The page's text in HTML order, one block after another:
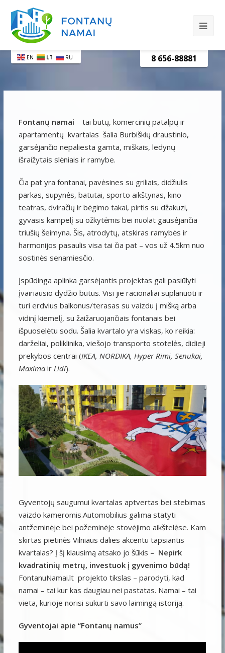
EN LT RU 8 656-88881
Fontanų namai – tai butų, komercinių patalpų ir
apartamentų kvartalas šalia Burbiškių draustinio,
garsėjančio nepaliesta gamta, miškais, ledynų
išraižytais slėniais ir ramybe.
Čia pat yra fontanai, pavėsines su griliais, didžiulis
parkas, supynės, batutai, sporto aikštynas, kino
teatras, dviračių ir bėgimo takai, pirtis su džakuzi,
gyvasis kampelį su ožkytėmis bei nuolat gausėjančia
triušių šeimyna. Šis, atrodytų, atskiras ramybės ir
harmonijos pasaulis visa tai čia pat – vos už 4.5km nuo
sostinės senamiesčio.
Įspūdinga aplinka garsėjantis projektas gali pasiūlyti
įvairiausio dydžio butus. Visi jie racionaliai suplanuoti ir
turi erdvius balkonus/terasas su vaizdu į mišką arba
vidinį kiemelį, su žaižaruojančiais fontanais bei
išpuoselėtu sodu. Šalia kvartalo yra viskas, ko reikia:
darželiai, poliklinika, viešojo transporto stotelės, didieji
prekybos centrai (IKEA, NORDIKA, Hyper Rimi, Senukai,
Maximair Lidl).
Gyventojų saugumui kvartalas aptvertas bei stebimas
vaizdo kameromis.Automobilius galima statyti
antžeminėje bei požeminėje stovėjimo aikštelėse. Kam
skirtas pietinės Vilniaus dalies akcentu tapsiantis
kvartalas? Į šį klausimą atsako jo šūkis – Nepirk
kvadratinių metrų, investuok į gyvenimo būdą!
FontanuNamai.lt projekto tikslas – parodyti, kad
namai – tai kur kas daugiau nei pastatas. Namai – tai
vieta, kurioje norisi sukurti savo laimingą istoriją.
Gyventojai apie “Fontanų namus”